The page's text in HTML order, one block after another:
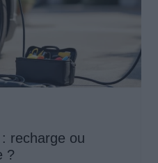
recharge ou
?